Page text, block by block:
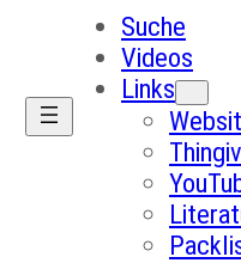
Suche
Videos
Links